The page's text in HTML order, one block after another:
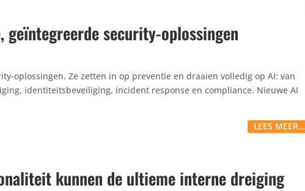
geïntegreerde security-oplossingen
oplos­singen. Ze zetten in op preventie en draaien volledig op AI: van
iden­ti­teits­be­vei­li­ging, incident response en compli­ance. Nieuwe AI
LEES MEER…
kunnen de ultieme interne dreiging